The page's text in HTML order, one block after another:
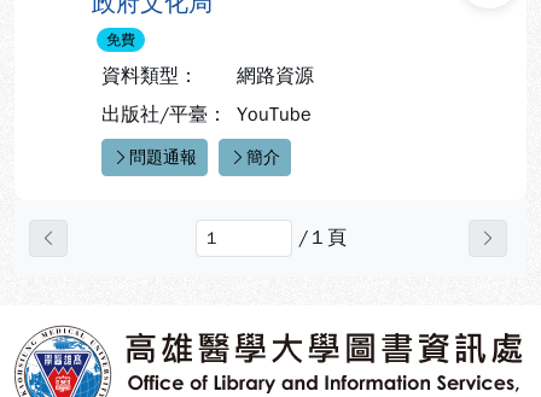
免費
資料類型：
網路資源
出版社/平臺：
YouTube
快速連結：
問題通報 簡介
/ 1 頁